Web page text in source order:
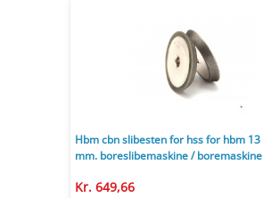
Hbm cbn slibesten for hss for hbm 13
mm. boreslibemaskine / boremaskine
Kr. 649,66